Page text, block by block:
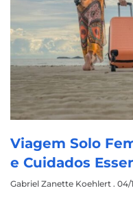
Viagem Solo
e Cuidados
Gabriel Zanette Koehlert 04/